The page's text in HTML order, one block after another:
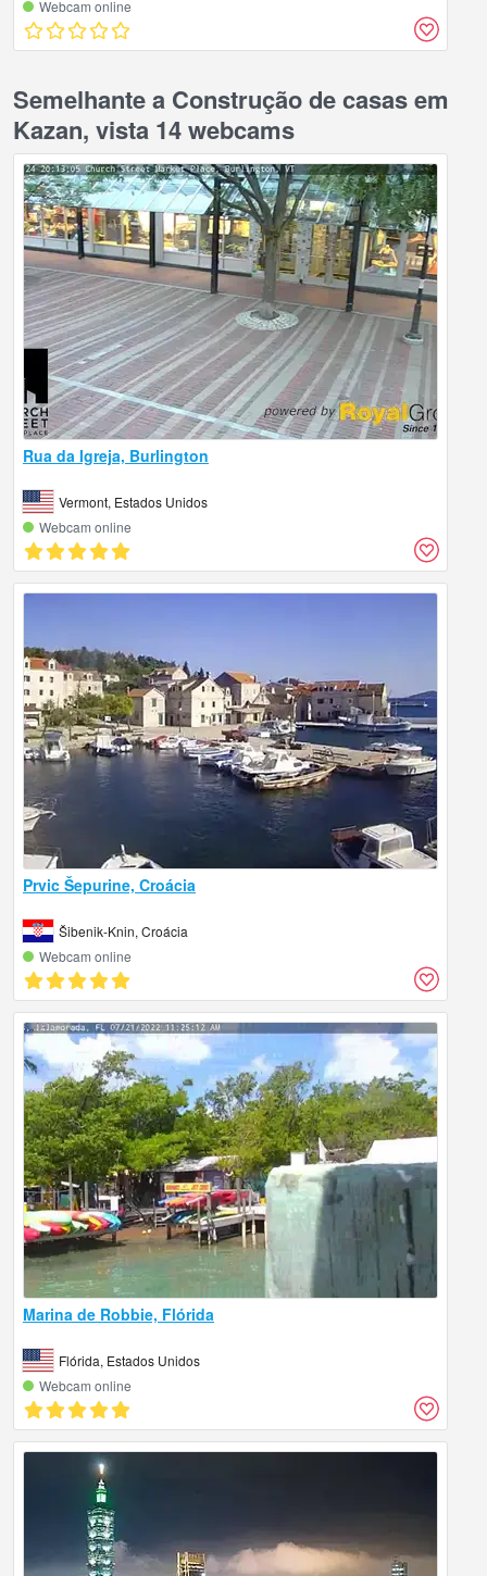
Webcam online
Semelhante a Construção de casas em
Kazan, vista 14 webcams
Rua da Igreja, Burlington
Vermont, Estados Unidos
Webcam online
Prvic Šepurine, Croácia
Šibenik-Knin, Croácia
Webcam online
Marina de Robbie, Flórida
Flórida, Estados Unidos
Webcam online